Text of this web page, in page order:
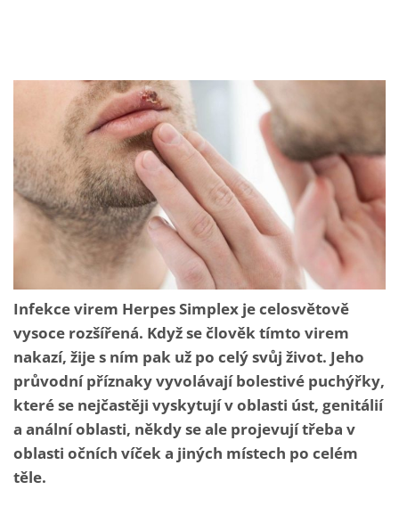
Infekce virem Herpes Simplex je celosvětově
vysoce rozšířená. Když se člověk tímto virem
nakazí, žije s ním pak už po celý svůj život. Jeho
průvodní příznaky vyvolávají bolestivé puchýřky,
které se nejčastěji vyskytují v oblasti úst, genitálií
a anální oblasti, někdy se ale projevují třeba v
oblasti očních víček a jiných místech po celém
těle.